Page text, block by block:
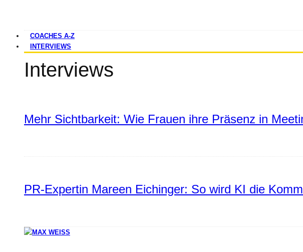
COACHES A-Z
INTERVIEWS
Interviews
Mehr Sichtbarkeit: Wie Frauen ihre Präsenz in
PR-Expertin Mareen Eichinger: So wird KI die